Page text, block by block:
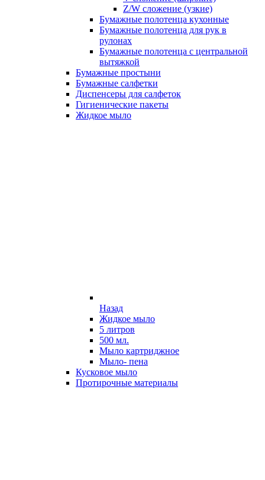
Z/W сложение (узкие)
Бумажные полотенца кухонные
Бумажные полотенца для рук в
рулонах
Бумажные полотенца с центральной
вытяжкой
Бумажные простыни
Бумажные салфетки
Диспенсеры для салфеток
Гигиенические пакеты
Жидкое мыло
Назад
Жидкое мыло
5 литров
500 мл.
Мыло картриджное
Мыло- пена
Кусковое мыло
Протирочные материалы